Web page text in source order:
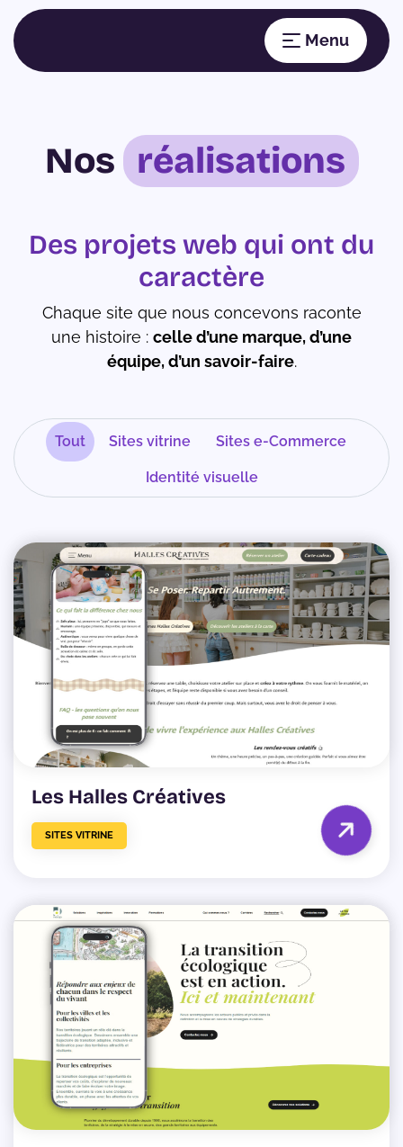
Nos réalisations
Des projets web qui ont du
caractère
Chaque site que nous concevons raconte
une histoire : celle d’une marque, d’une
équipe, d’un savoir-faire.
Tout Sites vitrine Sites e-Commerce
Identité visuelle
Les Halles Créatives
SITES VITRINE